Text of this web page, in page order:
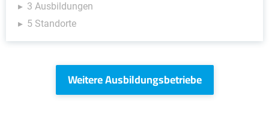
3 Ausbildungen
5 Standorte
Weitere Ausbildungsbetriebe